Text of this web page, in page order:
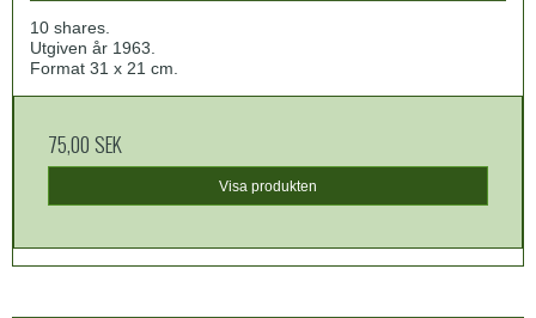
10 shares.
Utgiven år 1963.
Format 31 x 21 cm.
75,00 SEK
Visa produkten